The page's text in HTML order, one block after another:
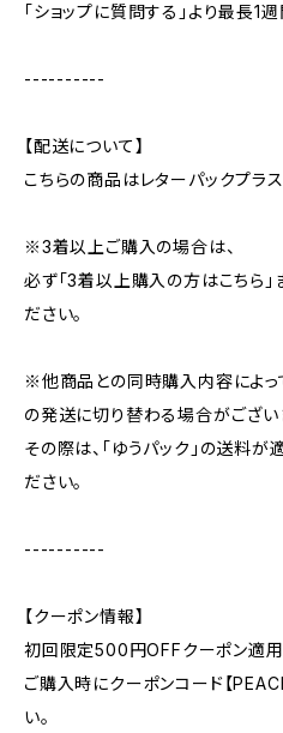
「ショップに質問する」より最長1
----------
【配送について】
こちらの商品はレターパックプラ
※3着以上ご購入の場合は、
必ず「3着以上購入の方はこちら」
ださい。
※他商品との同時購入内容によっ
の発送に切り替わる場合がござい
その際は、「ゆうパック」の送料
ださい。
----------
【クーポン情報】
初回限定500円OFFクーポン適用
ご購入時にクーポンコード【
い。